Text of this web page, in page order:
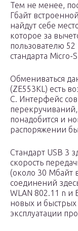
Тем не менее,
Гбайт
найдут себе
которое за
пользователю 52
стандарта Micro-
Обмениваться
(ZE553KL) есть
C. Интерфейс
понадобится и
распоряжении
Стандарт USB 3
скорость
(около 30 Мбайт
соединений
WLAN 802.11 n
новых и быстрых
эксплуатации